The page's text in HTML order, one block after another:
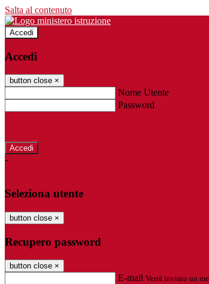
Salta al contenuto
Accedi
Accedi
button close ×
Nome Utente
Password
-
Seleziona utente
button close ×
Recupero password
button close ×
E-mail Verrà inviato un